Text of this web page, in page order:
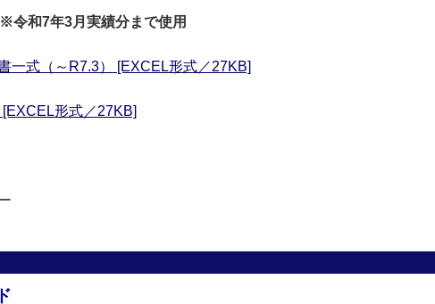
和7年3月実績分まで使用
一式（～R7.3） [EXCEL形式／27KB]
形式／27KB]